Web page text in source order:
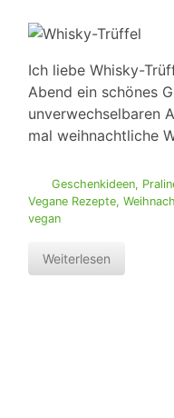
Ich liebe Whisky-
Abend ein schönes
unverwechselbaren
mal weihnachtliche
Geschenkideen,
Vegane Rezepte,
vegan
Weiterlesen